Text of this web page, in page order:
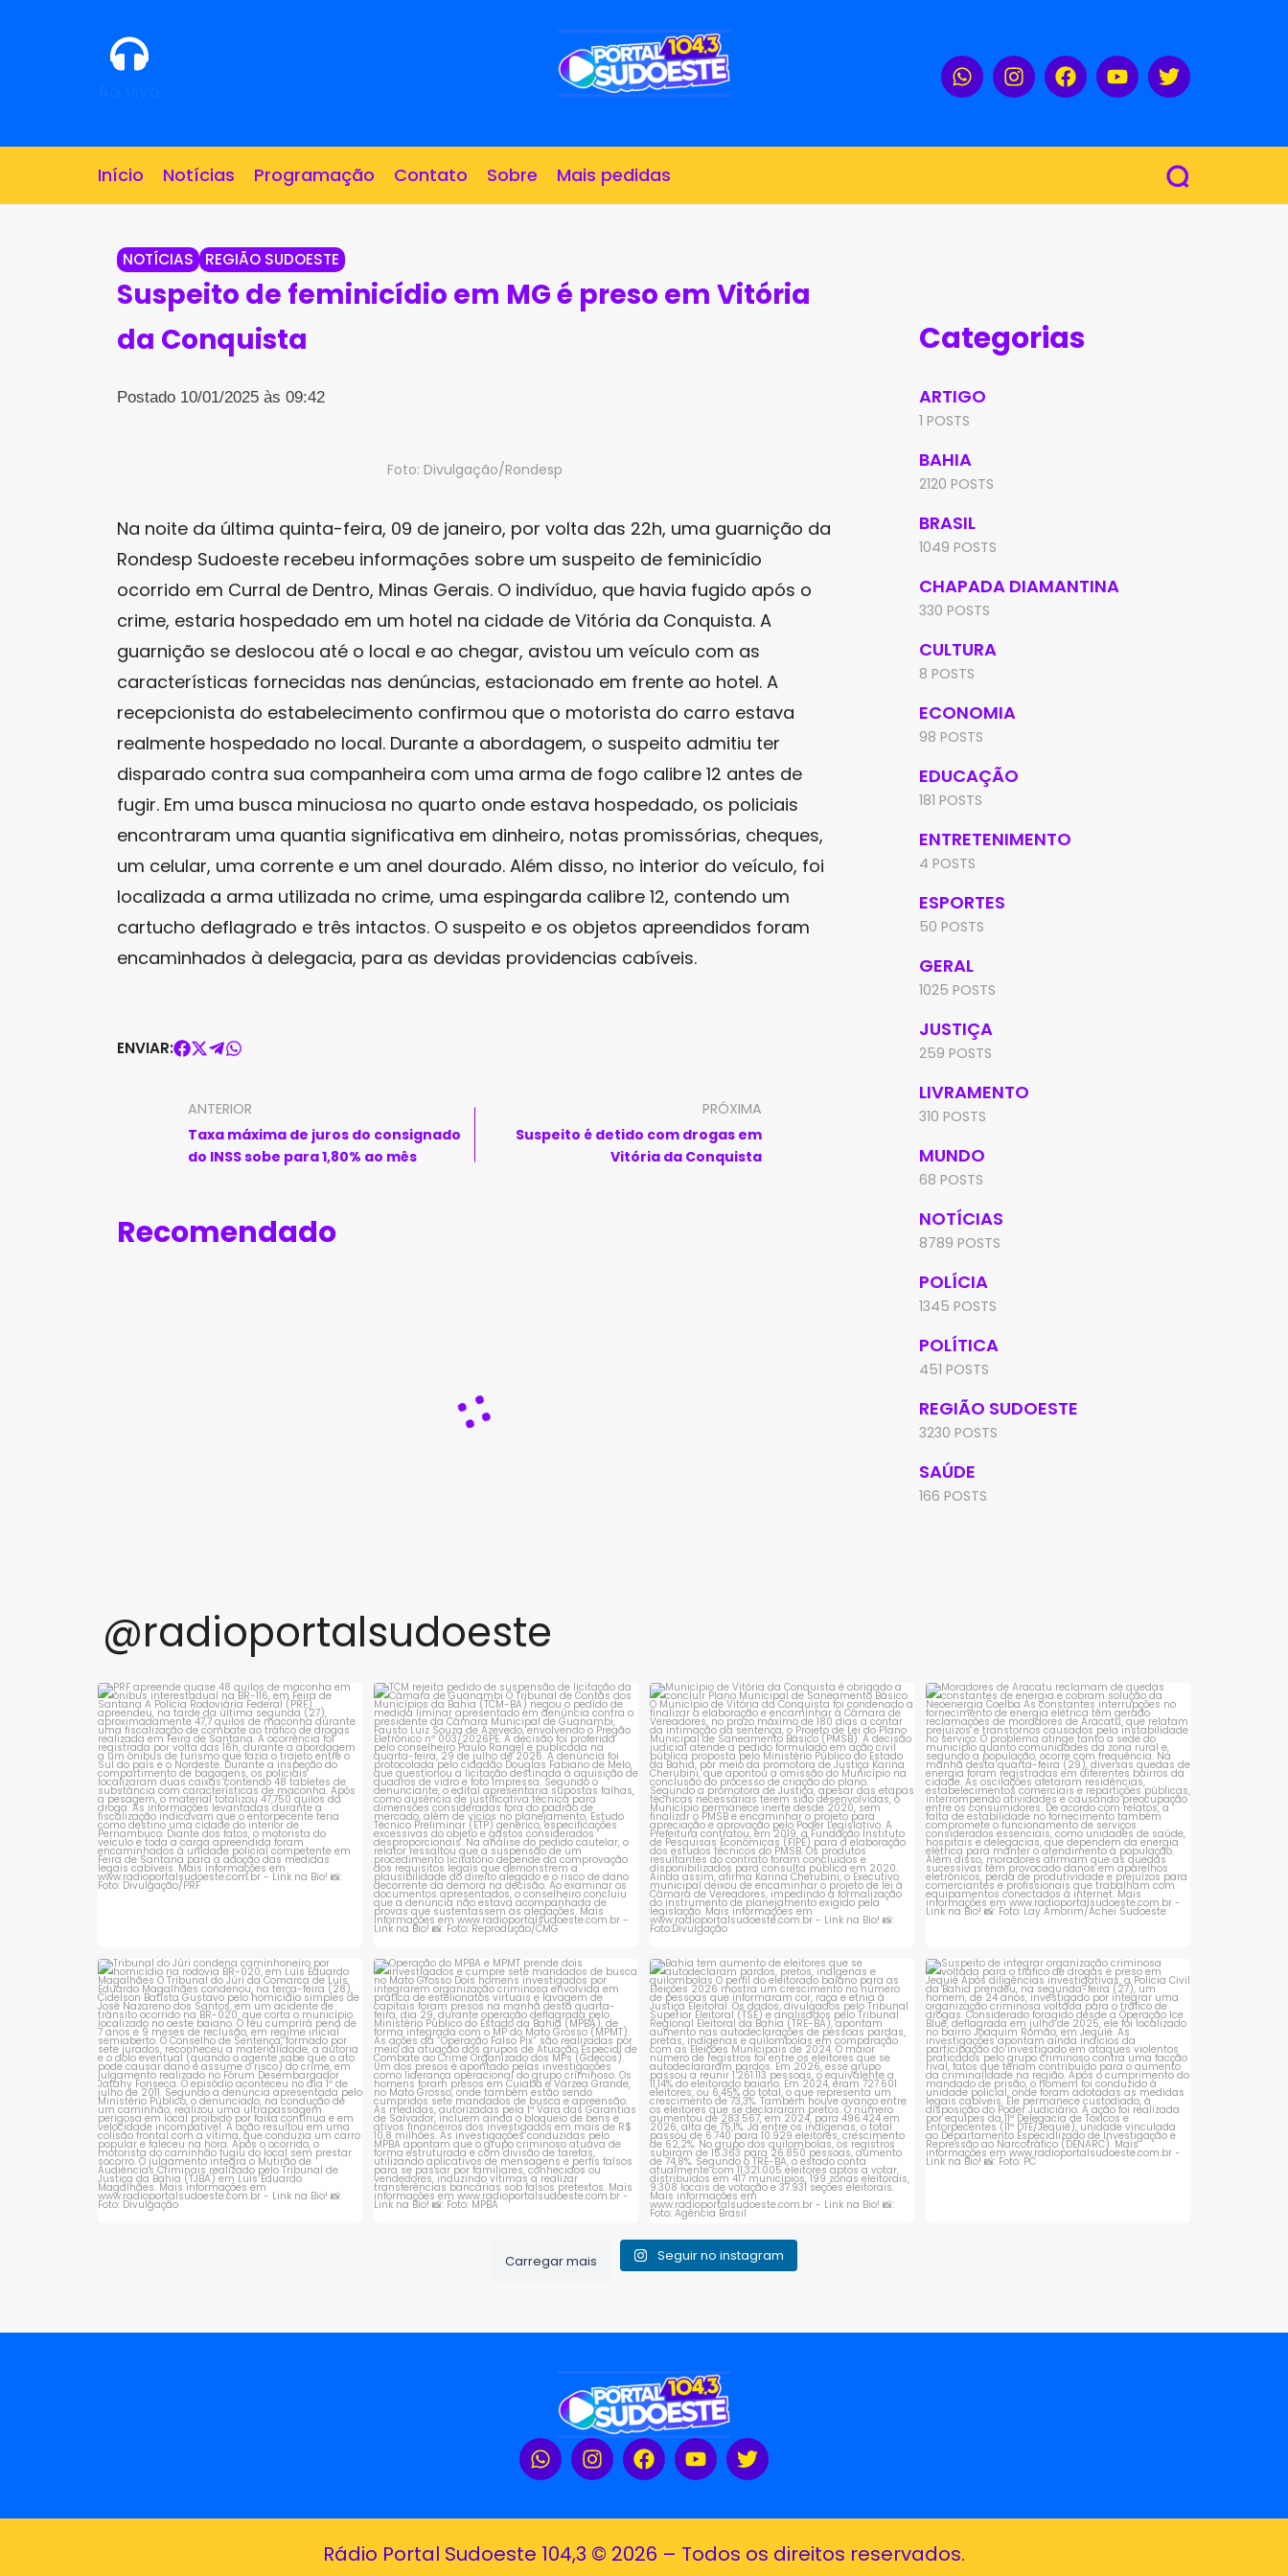
Início Notícias Programação Contato Sobre Mais pedidas
NOTÍCIAS REGIÃO SUDOESTE
Suspeito de feminicídio em MG é preso em Vitória
da Conquista
Postado 10/01/2025 às 09:42
Foto: Divulgação/Rondesp
Na noite da última quinta-feira, 09 de janeiro, por volta das 22h, uma guarnição da
Rondesp Sudoeste recebeu informações sobre um suspeito de feminicídio
ocorrido em Curral de Dentro, Minas Gerais. O indivíduo, que havia fugido após o
crime, estaria hospedado em um hotel na cidade de Vitória da Conquista. A
guarnição se deslocou até o local e ao chegar, avistou um veículo com as
características fornecidas nas denúncias, estacionado em frente ao hotel. A
recepcionista do estabelecimento confirmou que o motorista do carro estava
realmente hospedado no local. Durante a abordagem, o suspeito admitiu ter
disparado contra sua companheira com uma arma de fogo calibre 12 antes de
fugir. Em uma busca minuciosa no quarto onde estava hospedado, os policiais
encontraram uma quantia significativa em dinheiro, notas promissórias, cheques,
um celular, uma corrente e um anel dourado. Além disso, no interior do veículo, foi
localizada a arma utilizada no crime, uma espingarda calibre 12, contendo um
cartucho deflagrado e três intactos. O suspeito e os objetos apreendidos foram
encaminhados à delegacia, para as devidas providencias cabíveis.
ENVIAR:
ANTERIOR
Taxa máxima de juros do consignado
do INSS sobe para 1,80% ao mês
PRÓXIMA
Suspeito é detido com drogas em
Vitória da Conquista
Recomendado
Categorias
ARTIGO
1 POSTS
BAHIA
2120 POSTS
BRASIL
1049 POSTS
CHAPADA DIAMANTINA
330 POSTS
CULTURA
8 POSTS
ECONOMIA
98 POSTS
EDUCAÇÃO
181 POSTS
ENTRETENIMENTO
4 POSTS
ESPORTES
50 POSTS
GERAL
1025 POSTS
JUSTIÇA
259 POSTS
LIVRAMENTO
310 POSTS
MUNDO
68 POSTS
NOTÍCIAS
8789 POSTS
POLÍCIA
1345 POSTS
POLÍTICA
451 POSTS
REGIÃO SUDOESTE
3230 POSTS
SAÚDE
166 POSTS
@radioportalsudoeste
PRF apreende quase 48 quilos de maconha
em ônibus...
1 0
TCM rejeita pedido de suspensão de
licitação da...
1 0
Município de Vitória da Conquista é
obrigado a...
1 0
Moradores de Aracatu reclamam de
quedas constantes...
1 0
Tribunal do Júri condena caminhoneiro
por...
1 0
Operação do MPBA e MPMT prende dois
investigados e...
1 0
Bahia tem aumento de eleitores que se
autodeclaram...
1 0
Suspeito de integrar organização criminosa
voltada...
1 0
Carregar mais Seguir no instagram
Rádio Portal Sudoeste 104,3 © 2026 – Todos os direitos reservados.